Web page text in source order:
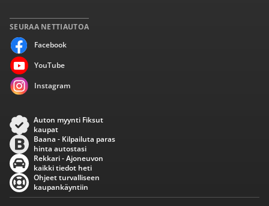
SEURAA NETTIAUTOA
Facebook
YouTube
Instagram
Auton myynti Fiksut
kaupat
Baana - Kilpailuta paras
hinta autostasi
Rekkari - Ajoneuvon
kaikki tiedot heti
Ohjeet turvalliseen
kaupankäyntiin